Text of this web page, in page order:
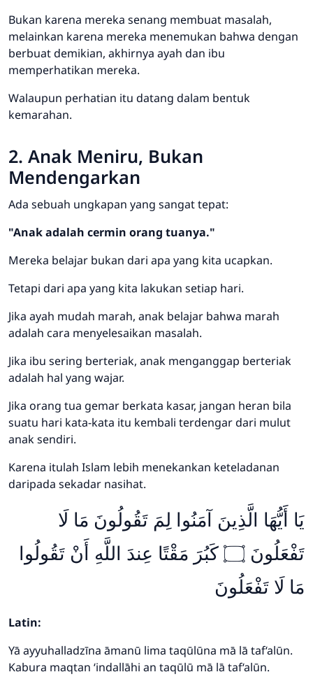
Bukan karena mereka senang membuat masalah,
melainkan karena mereka menemukan bahwa dengan
berbuat demikian, akhirnya ayah dan ibu
memperhatikan mereka.
Walaupun perhatian itu datang dalam bentuk
kemarahan.
2. Anak Meniru, Bukan
Mendengarkan
Ada sebuah ungkapan yang sangat tepat:
"Anak adalah cermin orang tuanya."
Mereka belajar bukan dari apa yang kita ucapkan.
Tetapi dari apa yang kita lakukan setiap hari.
Jika ayah mudah marah, anak belajar bahwa marah
adalah cara menyelesaikan masalah.
Jika ibu sering berteriak, anak menganggap berteriak
adalah hal yang wajar.
Jika orang tua gemar berkata kasar, jangan heran bila
suatu hari kata-kata itu kembali terdengar dari mulut
anak sendiri.
Karena itulah Islam lebih menekankan keteladanan
daripada sekadar nasihat.
يَا أَيُّهَا الَّذِينَ آمَنُوا لِمَ تَقُولُونَ مَا لَا
تَفْعَلُونَ ۝ كَبُرَ مَقْتًا عِندَ اللَّهِ أَنْ تَقُولُوا
مَا لَا تَفْعَلُونَ
Latin:
Yā ayyuhalladzīna āmanū lima taqūlūna mā lā taf‘alūn.
Kabura maqtan ‘indallāhi an taqūlū mā lā taf‘alūn.